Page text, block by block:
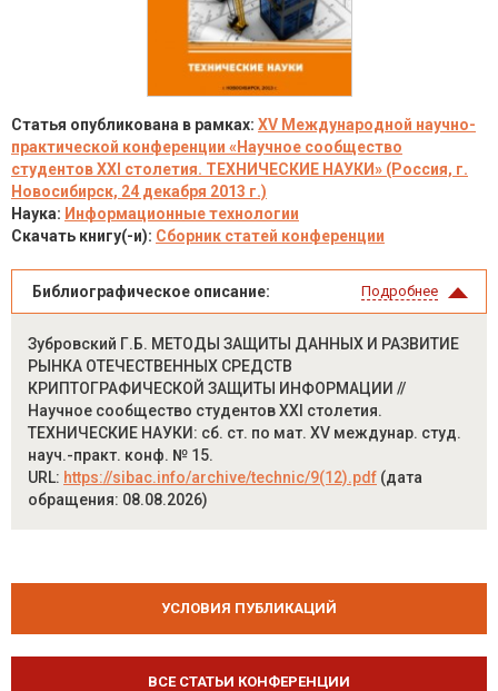
Статья опубликована в рамках: XV Международной научно-
практической конференции «Научное сообщество
студентов XXI столетия. ТЕХНИЧЕСКИЕ НАУКИ» (Россия, г.
Новосибирск, 24 декабря 2013 г.)
Наука: Информационные технологии
Скачать книгу(-и): Сборник статей конференции
Библиографическое описание: Подробнее
Зубровский Г.Б. МЕТОДЫ ЗАЩИТЫ ДАННЫХ И РАЗВИТИЕ
РЫНКА ОТЕЧЕСТВЕННЫХ СРЕДСТВ
КРИПТОГРАФИЧЕСКОЙ ЗАЩИТЫ ИНФОРМАЦИИ //
Научное сообщество студентов XXI столетия.
ТЕХНИЧЕСКИЕ НАУКИ: сб. ст. по мат. XV междунар. студ.
науч.-практ. конф. № 15.
URL: https://sibac.info/archive/technic/9(12).pdf (дата
обращения: 08.08.2026)
УСЛОВИЯ ПУБЛИКАЦИЙ
ВСЕ СТАТЬИ КОНФЕРЕНЦИИ